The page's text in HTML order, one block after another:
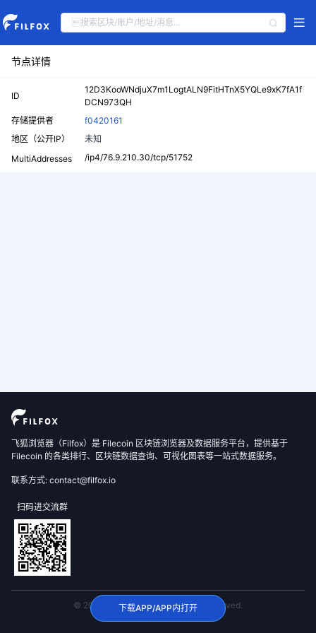
节点详情
ID
12D3KooWNdjuX7m1LogtALN9FitHTnX5YQLe9xK7fA1f
DCN973QH
存储提供者
f0420161
地区（公开IP）
未知
MultiAddresses
/ip4/76.9.210.30/tcp/51752
飞狐浏览器（Filfox）是 Filecoin 区块链浏览器及数据服务平台，提供基于
Filecoin 的各类排行、区块链数据查询、可视化图表等一站式数据服务。
联系方式: contact@filfox.io
扫码进交流群
© 2020 FilFox Project. All Rights Reserved.
下载APP/APP内打开